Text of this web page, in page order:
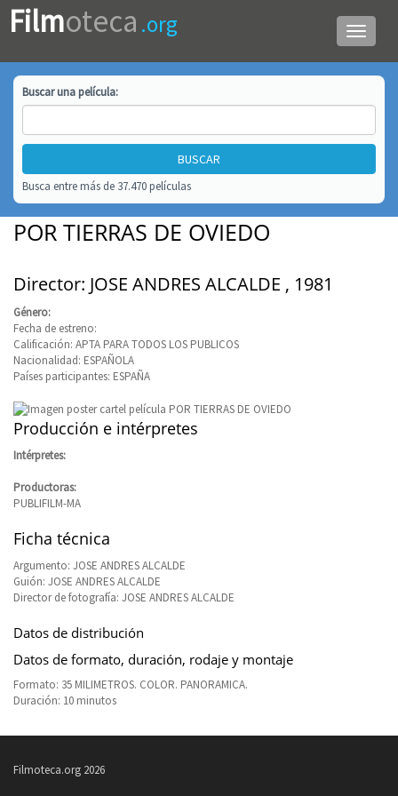
Menú
de
Filmoteca .org
Buscar unapelícula:
Busca entre más de 37.470 películas
POR TIERRAS DE OVIEDO
Director: JOSE ANDRES ALCALDE , 1981
Género:
Fecha de estreno:
Calificación: APTA PARA TODOS LOS PUBLICOS
Nacionalidad: ESPAÑOLA
Países participantes: ESPAÑA
Producción e intérpretes
Intérpretes:
Productoras:
PUBLIFILM-MA
Ficha técnica
Argumento: JOSE ANDRES ALCALDE
Guión: JOSE ANDRES ALCALDE
Director de fotografía: JOSE ANDRES ALCALDE
Datos de distribución
Datos de formato, duración, rodaje y montaje
Formato: 35 MILIMETROS. COLOR. PANORAMICA.
Duración: 10 minutos
Filmoteca.org 2026